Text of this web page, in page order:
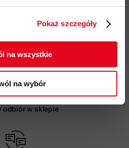
Pokaż szczegóły
na wszystkie
na wybór
dostawa od 200 zł
odbiór w sklepie
prywatności.